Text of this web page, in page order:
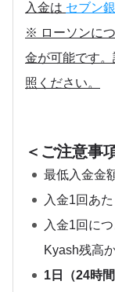
入金は セブン
※ ローソンに
金が可能です。
照ください。
＜ご注意事
最低入金金
入金1回あ
入金1回につ
Kyash残高
1日（24時